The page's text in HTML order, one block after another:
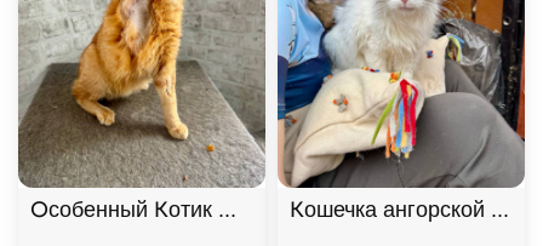
Особенный Котик Махони ищет семью. В дар!,
Кошечка ангорской